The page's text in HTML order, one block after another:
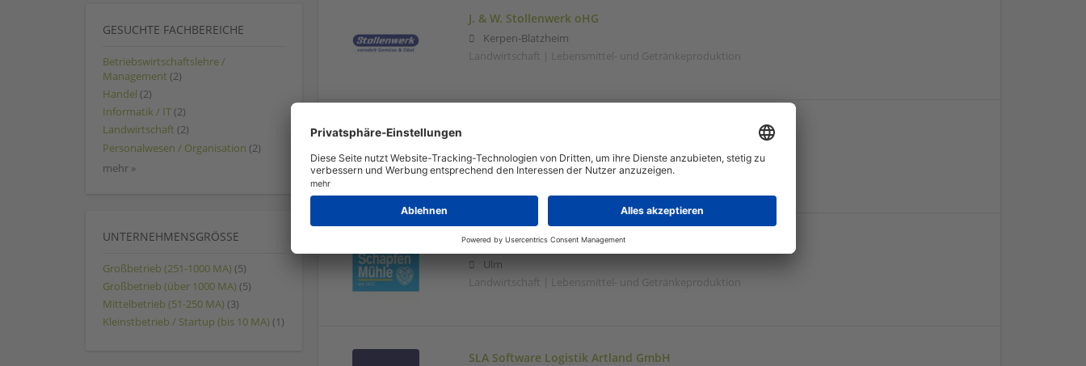
J. & W. Stollenwerk oHG
Kerpen-Blatzheim
Landwirtschaft | Lebensmittel- und Getränkeproduktion
Langerringen
Lebensmittelbranche | Lebensmittel- und Getränkeproduktion
SchapfenMühle GmbH & Co. KG
Ulm
Landwirtschaft | Lebensmittel- und Getränkeproduktion
SLA Software Logistik Artland GmbH
GESUCHTE FACHBEREICHE
Betriebswirtschaftslehre /
Management (2)
Handel (2)
Informatik / IT (2)
Landwirtschaft (2)
Personalwesen / Organisation (2)
mehr »
UNTERNEHMENSGRÖSSE
Großbetrieb (251-1000 MA) (5)
Großbetrieb (über 1000 MA) (5)
Mittelbetrieb (51-250 MA) (3)
Kleinstbetrieb / Startup (bis 10 MA) (1)